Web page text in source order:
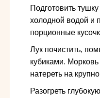
Подготовить
холодной водой и
порционные
Лук почистить,
кубиками.
натереть на
Разогреть